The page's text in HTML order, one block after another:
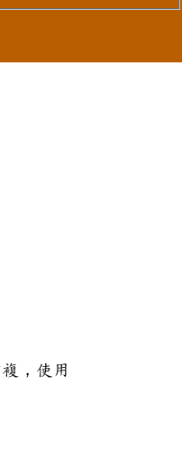
，使用